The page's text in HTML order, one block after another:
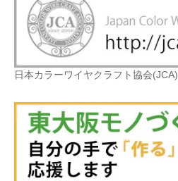
日本カラーワイヤクラフト協会(JCA)